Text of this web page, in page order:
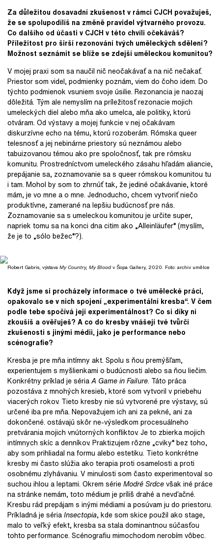
Za důležitou dosavadní zkušenost v rámci CJCH považuješ,
že se spolupodílíš na změně pravidel výtvarného provozu.
Co dalšího od účasti v CJCH v této chvíli očekáváš?
Příležitost pro širší rezonování tvých uměleckých sdělení?
Možnost seznámit se blíže se zdejší uměleckou komunitou?
V mojej praxi som sa naučil nič neočakávať a na nič nečakať.
Priestor som videl, podmienky poznám, viem do čoho idem. Do
týchto podmienok vsuniem svoje úsilie. Rezonancia je naozaj
dôležitá. Tým ale nemyslím na príležitosť rezonacie mojich
umeleckých diel alebo mňa ako umelca, ale politiky, ktorú
otváram. Od výstavy a mojej funkcie v nej očakávam
diskurzívne echo na tému, ktorú rozoberám. Rómska queer
telesnosť a jej nebinárne priestory sú neznámou alebo
tabuizovanou témou ako pre spoločnosť, tak pre rómsku
komunitu. Prostredníctvom umeleckého zásahu hľadám aliancie,
prepájanie sa, zoznamovanie sa s queer rómskou komunitou tu
i tam. Mohol by som to zhrnúť tak, že jediné očakávanie, ktoré
mám, je vo mne a o mne. Jednoducho, chcem vytvoriť niečo
produktívne, zamerané na lepšiu budúcnosť pre nás.
Zoznamovanie sa s umeleckou komunitou je určite super,
napriek tomu sa na konci dna citim ako „Alleinläufer“ (myslím,
že je to „sólo bežec“?).
Robert Gabris, výstava My Country, My Blood v Šopa Gallery, 2020. Foto: archiv umělce
Když jsme si procházely informace o tvé umělecké práci,
opakovalo se v nich spojení „experimentální kresba“. V čem
podle tebe spočívá její experimentálnost? Co si díky ní
zkoušíš a ověřuješ? A co do kresby vnášejí tvé tvůrčí
zkušenosti s jinými médii, jako je performance nebo
scénografie?
Kresba je pre mňa intímny akt. Spolu s ňou premýšľam,
experientujem s myšlienkami o budúcnosti alebo sa ňou liečim.
Konkrétny príklad je sériaA Game in Failure. Táto práca
pozostáva z mnohých kresieb, ktoré som vytvoril v priebehu
viacerých rokov. Tieto kresby nie sú vytvorené pre výstavy, sú
určené iba pre mňa. Nepovažujem ich ani za pekné, ani za
dokončené. ostávajú skôr ne-výsledkom procesuálneho
pretvárania mojich vnútorných konfliktov. Je to zbierka mojich
intímnych skíc a denníkov. Praktizujem rôzne „cviky“ bez toho,
aby som prihliadal na formu alebo estetiku. Tieto konkrétne
kresby mi často slúžia ako terapia proti osamelosti a proti
osobnému zlyhávaniu. V minulosti som často experimentoval so
suchou ihlou a leptami. Okrem sérieModré Srdcevšak iné práce
na stránke nemám, toto médium je príliš drahé a nevďačné.
Kresbu rád prepájam s inými médiami a posúvam ju do priestoru.
Príkladná je sériaInsectopia, kde som skice použil ako stage,
malo to veľký efekt, kresba sa stala dominantnou súčasťou
tohto performance. Scénografiu mimochodom nerobím vôbec.